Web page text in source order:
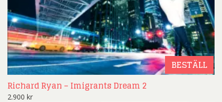
BESTÄLL
Richard Ryan – Imigrants Dream 2
2.900 kr